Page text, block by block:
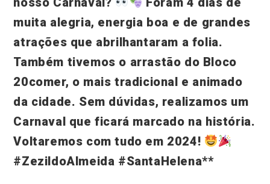
muita alegria, energia boa e de grandes
atrações que abrilhantaram a folia.
Também tivemos o arrastão do Bloco
20comer, o mais tradicional e animado
da cidade. Sem dúvidas, realizamos um
Carnaval que ficará marcado na história.
Voltaremos com tudo em 2024!
#ZezildoAlmeida #SantaHelena**